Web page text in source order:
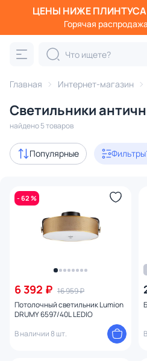
ЦЕНЫ НИЖЕ
Горячая
Главная Интернет-магазин
Светильники
найдено 5 товаров
Популярные Фильтры
- 62 %
6 392 ₽ 16 959 ₽
Потолочный светильник Lumion
DRUMY 6597/40L LEDIO
В наличии 8 шт.
Категория:
Люстры Подвесные
Акции 2
В наличии
Стиль